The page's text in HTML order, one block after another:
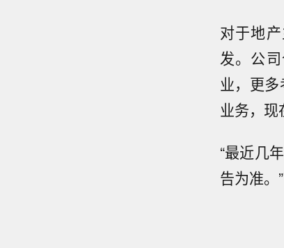
对于地
发。公
业，更
业务，现
“最近几
告为准。